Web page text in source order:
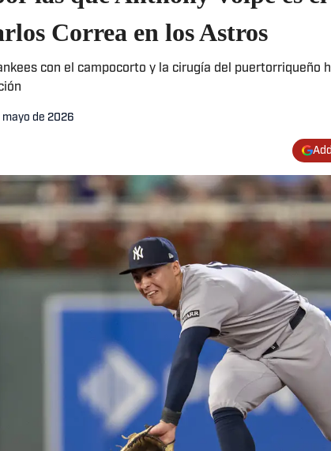
Correa en los Astros
con el campocorto y la cirugía del puertorriqueño
mayo de 2026